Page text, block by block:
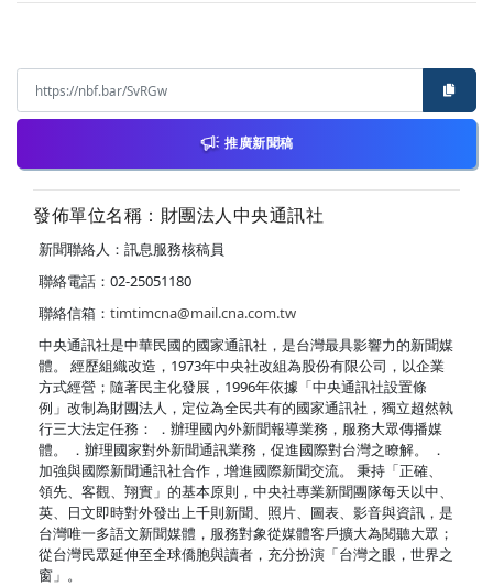
推廣新聞稿
發佈單位名稱：財團法人中央通訊社
新聞聯絡人：訊息服務核稿員
聯絡電話：02-25051180
聯絡信箱： timtimcna@mail.cna.com.tw
中央通訊社是中華民國的國家通訊社，是台灣最具影響力的新聞媒
體。 經歷組織改造，1973年中央社改組為股份有限公司，以企業
方式經營；隨著民主化發展，1996年依據「中央通訊社設置條
例」改制為財團法人，定位為全民共有的國家通訊社，獨立超然執
行三大法定任務： ．辦理國內外新聞報導業務，服務大眾傳播媒
體。 ．辦理國家對外新聞通訊業務，促進國際對台灣之瞭解。 ．
加強與國際新聞通訊社合作，增進國際新聞交流。 秉持「正確、
領先、客觀、翔實」的基本原則，中央社專業新聞團隊每天以中、
英、日文即時對外發出上千則新聞、照片、圖表、影音與資訊，是
台灣唯一多語文新聞媒體，服務對象從媒體客戶擴大為閱聽大眾；
從台灣民眾延伸至全球僑胞與讀者，充分扮演「台灣之眼，世界之
窗」。